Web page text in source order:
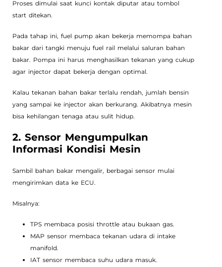
Proses dimulai saat kunci kontak diputar atau tombol
start ditekan.
Pada tahap ini, fuel pump akan bekerja memompa bahan
bakar dari tangki menuju fuel rail melalui saluran bahan
bakar. Pompa ini harus menghasilkan tekanan yang cukup
agar injector dapat bekerja dengan optimal.
Kalau tekanan bahan bakar terlalu rendah, jumlah bensin
yang sampai ke injector akan berkurang. Akibatnya mesin
bisa kehilangan tenaga atau sulit hidup.
2. Sensor Mengumpulkan
Informasi Kondisi Mesin
Sambil bahan bakar mengalir, berbagai sensor mulai
mengirimkan data ke ECU.
Misalnya:
TPS membaca posisi throttle atau bukaan gas.
MAP sensor membaca tekanan udara di intake
manifold.
IAT sensor membaca suhu udara masuk.